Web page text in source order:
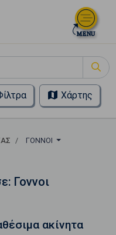
Χάρτης
ΓΟΝΝΟΙ
Γοννοι
ακίνητα